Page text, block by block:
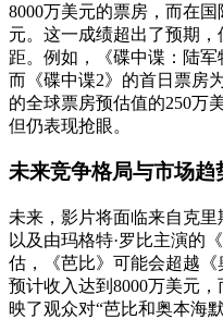
8000万美元的票房，而在国
元。这一成绩超出了预期
距。例如，《碟中谍：陆军
而《碟中谍2》的首日票房
的全球票房预估值的250万
但仍表现抢眼。
未来竞争格局与市场趋
未来，影片将面临来自克里
以及由玛格特·罗比主演的
估，《芭比》可能会超越《
预计收入达到8000万美元
映了观众对“芭比和奥本海